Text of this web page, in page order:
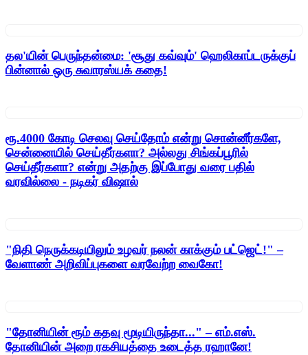
தல'யின் பெருந்தன்மை: 'சூது கவ்வும்' ஹெலிகாப்டருக்குப்
பின்னால் ஒரு சுவாரஸ்யக் கதை!
ரூ.4000 கோடி செலவு செய்தோம் என்று சொன்னீர்களே,
சென்னையில் செய்தீர்களா? அல்லது சிங்கப்பூரில்
செய்தீர்களா? என்று அதற்கு இப்போது வரை பதில்
வரவில்லை - நடிகர் விஷால்
"நிதி நெருக்கடியிலும் உழவர் நலன் காக்கும் பட்ஜெட்!" –
வேளாண் அறிவிப்புகளை வரவேற்ற வைகோ!
"தோனியின் ரூம் கதவு மூடியிருந்தா..." – எம்.எஸ்.
தோனியின் அறை ரகசியத்தை உடைத்த ரஹானே!